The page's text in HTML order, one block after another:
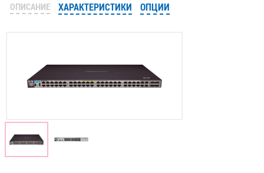
ОПИСАНИЕ ХАРАКТЕРИСТИКИ ОПЦИИ